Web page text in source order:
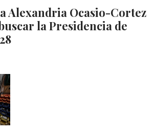
Alexandria Ocasio-Cortez
la Presidencia de